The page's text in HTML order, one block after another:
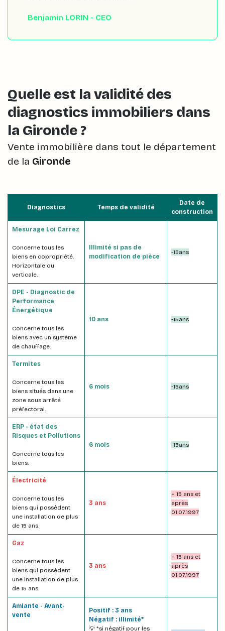
Benjamin LORIN - CEO
Quelle est la validité des
diagnostics immobiliers dans
la Gironde ?
Vente immobilière dans tout le département
de la Gironde
Diagnostics Temps de validité
Date de
construction
Mesurage Loi Carrez
Concerne tous les
biens en copropriété.
Horizontale ou
verticale.
Illimité si pas de
modification de pièce
-15ans
DPE - Diagnostic de
Performance
Énergétique
Concerne tous les
biens avec un système
de chauffage.
10 ans -15ans
Termites
Concerne tous les
biens situés dans une
zone sous arrêté
préfectoral.
6 mois -15ans
ERP - état des
Risques et Pollutions
Concerne tous les
biens.
6 mois -15ans
Électricité
Concerne tous les
biens qui possèdent
une installation de plus
de 15 ans.
3 ans
+ 15 ans et
après
01.07.1997
Gaz
Concerne tous les
biens qui possèdent
une installation de plus
de 15 ans.
3 ans
+ 15 ans et
après
01.07.1997
Amiante - Avant-
vente
Positif : 3 ans
Négatif : illimité*
💡 *si négatif pour les